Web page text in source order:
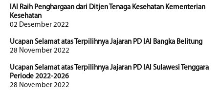
IAI Raih Penghargaan dari Ditjen Tenaga Kesehatan Kementerian
Kesehatan
02 Desember 2022
Ucapan Selamat atas Terpilihnya Jajaran PD IAI Bangka Belitung
28 November 2022
Ucapan Selamat atas Terpilihnya Jajaran PD IAI Sulawesi Tenggara
Periode 2022-2026
28 November 2022